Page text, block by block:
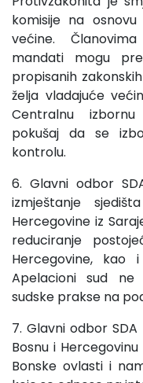
komisije na
većine.
mandati mogu
propisanih
želja vladajuće
Centralnu
pokušaj da se
kontrolu.
6. Glavni odbor
izmještanje
Hercegovine iz
reduciranje
Hercegovine,
Apelacioni sud ne
sudske prakse na
7. Glavni odbor
Bosnu i
Bonske ovlasti i